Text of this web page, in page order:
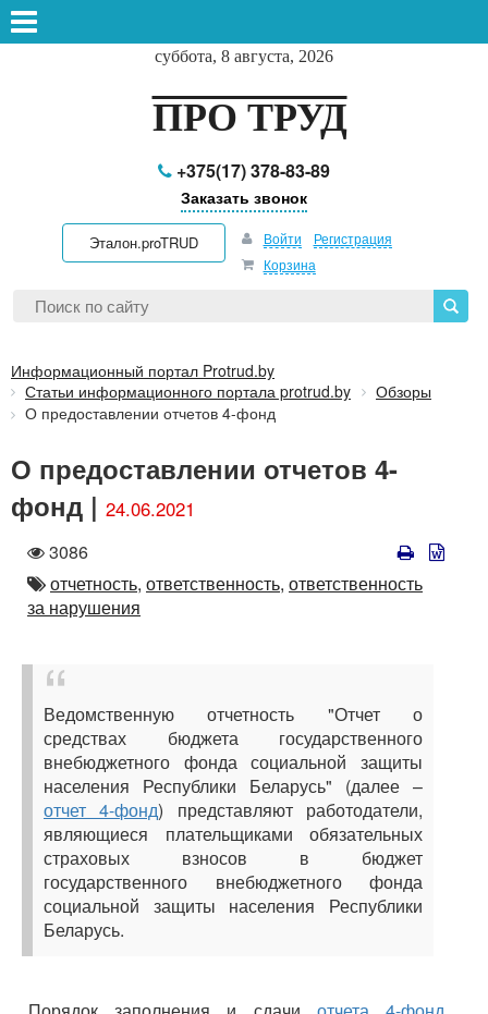
суббота, 8 августа, 2026
ПРО ТРУД
+375(17) 378-83-89
Заказать звонок
Эталон.proTRUD Войти
Регистрация
Корзина
Информационный портал Protrud.by
Статьи информационного портала protrud.by
Обзоры
О предоставлении отчетов 4-фонд
О предоставлении отчетов 4-
фонд | 24.06.2021
Количество
просмотров
3086
Автор
отчетность, ответственность, ответственность
за нарушения
Ведомственную отчетность "Отчет о
средствах бюджета государственного
внебюджетного фонда социальной защиты
населения Республики Беларусь" (далее –
отчет 4-фонд) представляют работодатели,
являющиеся плательщиками обязательных
страховых взносов в бюджет
государственного внебюджетного фонда
социальной защиты населения Республики
Беларусь.